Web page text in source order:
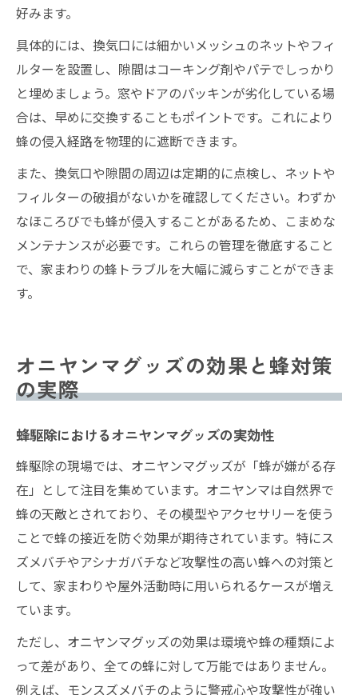
好みます。
具体的には、換気口には細かいメッシュのネットやフィ
ルターを設置し、隙間はコーキング剤やパテでしっかり
と埋めましょう。窓やドアのパッキンが劣化している場
合は、早めに交換することもポイントです。これにより
蜂の侵入経路を物理的に遮断できます。
また、換気口や隙間の周辺は定期的に点検し、ネットや
フィルターの破損がないかを確認してください。わずか
なほころびでも蜂が侵入することがあるため、こまめな
メンテナンスが必要です。これらの管理を徹底すること
で、家まわりの蜂トラブルを大幅に減らすことができま
す。
オニヤンマグッズの効果と蜂対策
の実際
蜂駆除におけるオニヤンマグッズの実効性
蜂駆除の現場では、オニヤンマグッズが「蜂が嫌がる存
在」として注目を集めています。オニヤンマは自然界で
蜂の天敵とされており、その模型やアクセサリーを使う
ことで蜂の接近を防ぐ効果が期待されています。特にス
ズメバチやアシナガバチなど攻撃性の高い蜂への対策と
して、家まわりや屋外活動時に用いられるケースが増え
ています。
ただし、オニヤンマグッズの効果は環境や蜂の種類によ
って差があり、全ての蜂に対して万能ではありません。
例えば、モンスズメバチのように警戒心や攻撃性が強い